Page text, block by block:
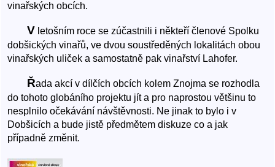
vinařských obcích.
V letošním roce se zúčastnili i někteří členové Spolku
dobšických vinařů, ve dvou soustředěných lokalitách obou
vinařských uliček a samostatně pak vinařství Lahofer.
Řada akcí v dílčích obcích kolem Znojma se rozhodla
do tohoto globáního projektu jít a pro naprostou většinu to
nesplnilo očekávání návštěvnosti. Ne jinak to bylo i v
Dobšicích a bude jistě předmětem diskuze co a jak
případně změnit.